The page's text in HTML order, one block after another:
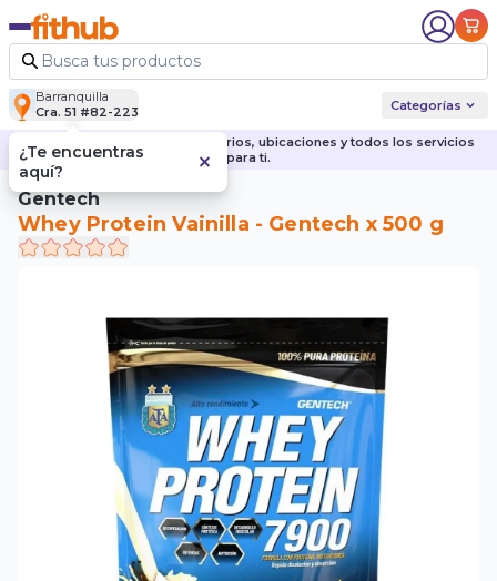
Barranquilla
Cra. 51 #82-223
Categorías
Descubre nuestras sedes, horarios, ubicaciones y todos los servicios
para ti.
Gentech
Whey Protein Vainilla - Gentech x 500 g
¿Te encuentras
aquí?